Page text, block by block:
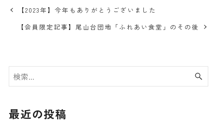
【2023年】今年もありがとうございました
【会員限定記事】尾山台団地「ふれあい食堂」のその後
最近の投稿